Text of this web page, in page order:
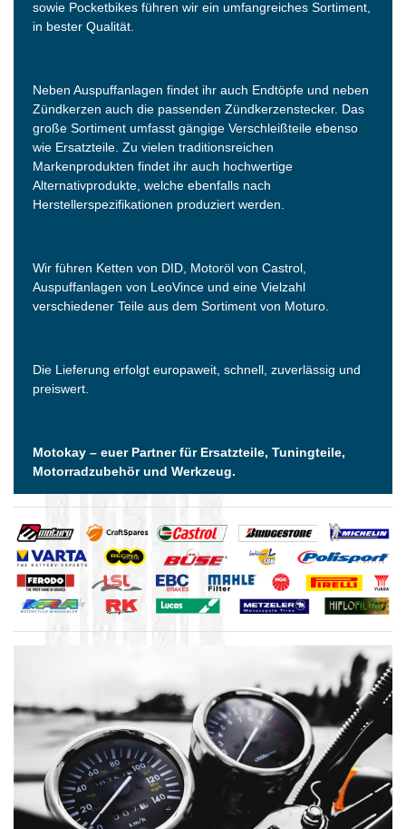
sowie Pocketbikes führen wir ein umfangreiches Sortiment,
in bester Qualität.
Neben Auspuffanlagen findet ihr auch Endtöpfe und neben
Zündkerzen auch die passenden Zündkerzenstecker. Das
große Sortiment umfasst gängige Verschleißteile ebenso
wie Ersatzteile. Zu vielen traditionsreichen
Markenprodukten findet ihr auch hochwertige
Alternativprodukte, welche ebenfalls nach
Herstellerspezifikationen produziert werden.
Wir führen Ketten von DID, Motoröl von Castrol,
Auspuffanlagen von LeoVince und eine Vielzahl
verschiedener Teile aus dem Sortiment von Moturo.
Die Lieferung erfolgt europaweit, schnell, zuverlässig und
preiswert.
Motokay – euer Partner für Ersatzteile, Tuningteile,
Motorradzubehör und Werkzeug.